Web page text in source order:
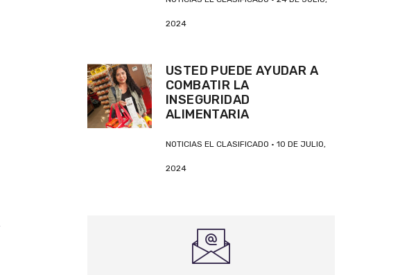
2024
USTED PUEDE AYUDAR A
COMBATIR LA
INSEGURIDAD
ALIMENTARIA
NOTICIAS EL CLASIFICADO 10 DE JULIO,
2024